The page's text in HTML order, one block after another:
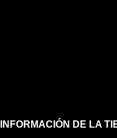
INFORMACIÓN DE LA